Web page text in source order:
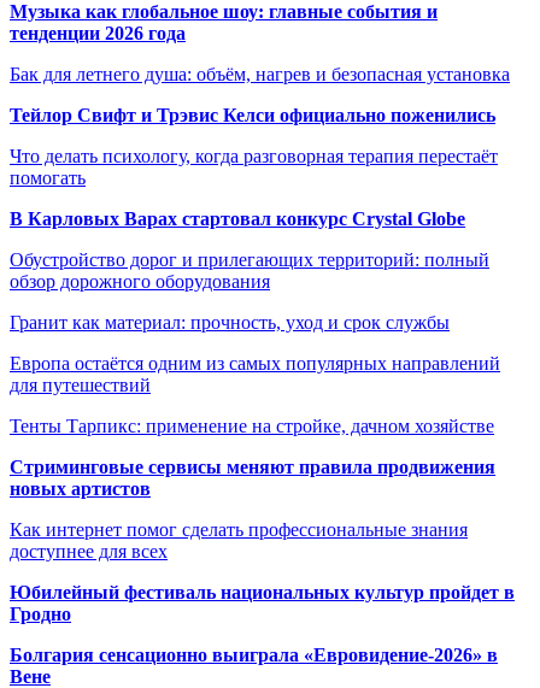
Музыка как глобальное шоу: главные события и
тенденции 2026 года
Бак для летнего душа: объём, нагрев и безопасная установка
Тейлор Свифт и Трэвис Келси официально поженились
Что делать психологу, когда разговорная терапия перестаёт
помогать
В Карловых Варах стартовал конкурс Crystal Globe
Обустройство дорог и прилегающих территорий: полный
обзор дорожного оборудования
Гранит как материал: прочность, уход и срок службы
Европа остаётся одним из самых популярных направлений
для путешествий
Тенты Тарпикс: применение на стройке, дачном хозяйстве
Стриминговые сервисы меняют правила продвижения
новых артистов
Как интернет помог сделать профессиональные знания
доступнее для всех
Юбилейный фестиваль национальных культур пройдет в
Гродно
Болгария сенсационно выиграла «Евровидение-2026» в
Вене